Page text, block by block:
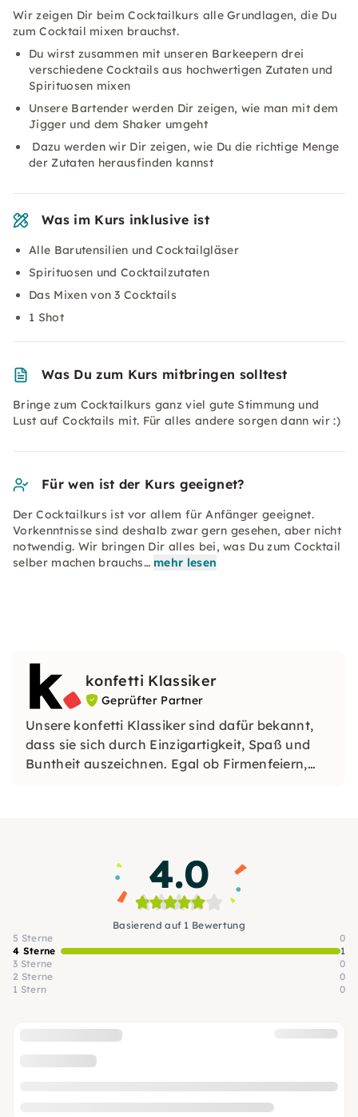
Wir zeigen Dir beim Cocktailkurs alle Grundlagen, die Du
zum Cocktail mixen brauchst.
Du wirst zusammen mit unseren Barkeepern drei
verschiedene Cocktails aus hochwertigen Zutaten und
Spirituosen mixen
Unsere Bartender werden Dir zeigen, wie man mit dem
Jigger und dem Shaker umgeht
Dazu werden wir Dir zeigen, wie Du die richtige Menge
der Zutaten herausfinden kannst
Was im Kurs inklusive ist
Alle Barutensilien und Cocktailgläser
Spirituosen und Cocktailzutaten
Das Mixen von 3 Cocktails
1 Shot
Was Du zum Kurs mitbringen solltest
Bringe zum Cocktailkurs ganz viel gute Stimmung und
Lust auf Cocktails mit. Für alles andere sorgen dann wir :)
Für wen ist der Kurs geeignet?
Der Cocktailkurs ist vor allem für Anfänger geeignet.
Vorkenntnisse sind deshalb zwar gern gesehen, aber nicht
notwendig. Wir bringen Dir alles bei, was Du zum Cocktail
selber machen brauchs… mehr lesen
konfetti Klassiker
Geprüfter Partner
Unsere konfetti Klassiker sind dafür bekannt,
dass sie sich durch Einzigartigkeit, Spaß und
Buntheit auszeichnen. Egal ob Firmenfeiern,
4.0
Basierend auf 1 Bewertung
5 Sterne
0
4 Sterne
1
3 Sterne
0
2 Sterne
0
1 Stern
0